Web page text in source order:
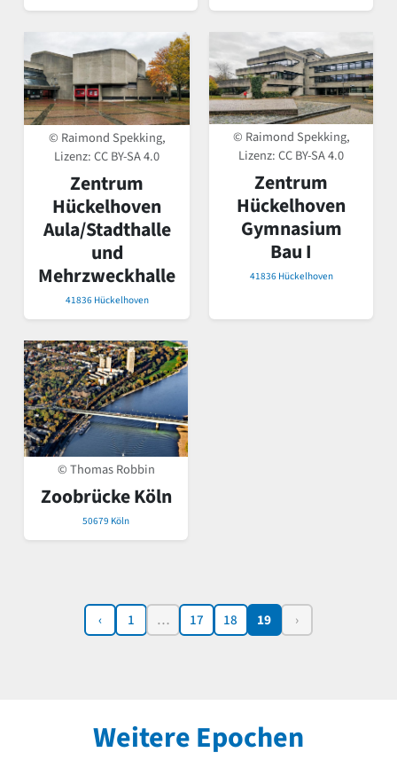
© Raimond Spekking,
Lizenz:CC BY-SA 4.0
Zentrum
Hückelhoven
Aula/Stadthalle
und
Mehrzweckhalle
41836 Hückelhoven
© Raimond Spekking,
Lizenz:CC BY-SA 4.0
Zentrum
Hückelhoven
Gymnasium
Bau I
41836 Hückelhoven
© Thomas Robbin
Zoobrücke Köln
50679 Köln
‹ 1 … 17 18 19 ›
Weitere Epochen